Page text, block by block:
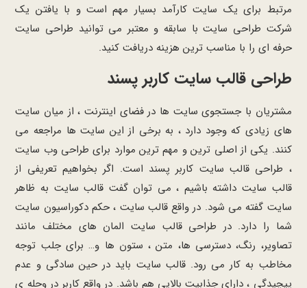
مرتبط برای یک سایت کارآمد بسیار مهم است و با یافتن یک
شرکت طراحی سایت با سابقه و معتبر می توانید طراحی سایت
حرفه ای را با مناسب ترین هزینه دریافت کنید.
طراحی قالب سایت کاربر پسند
مشتریان با جستجوی سایت ها در فضای اینترنت ، از میان سایت
های زیادی که وجود دارد ، به برخی از این سایت ها مراجعه می
کنند. یکی از اصلی ترین و مهم ترین موارد برای طراحی وب سایت
، طراحی قالب سایت کاربر پسند است. اگر بخواهیم تعریفی از
قالب سایت داشته باشیم ، می توان گفت قالب سایت به ظاهر
سایت گفته می شود. در واقع قالب سایت ، حکم دکوراسیون سایت
شما را دارد. در طراحی قالب سایت المان ‌های مختلف مانند
تصاویر، رنگ، دسترسی ها، متن ، ستون‌ ها و… برای جلب توجه
مخاطب به کار می رود. قالب سایت باید در حین سادگی و عدم
پیچیدگی ، دارای جذابیت بالایی هم باشد. در واقع کاربر در وحله ی